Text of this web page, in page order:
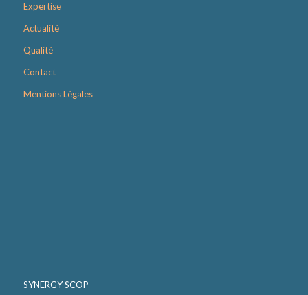
Expertise
Actualité
Qualité
Contact
Mentions Légales
SYNERGY SCOP